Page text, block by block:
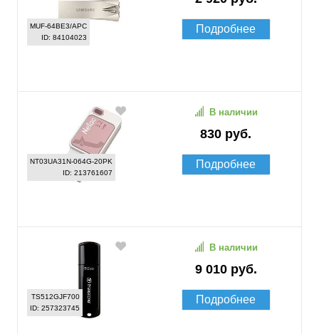
MUF-64BE3/APC
ID: 84104023
Подробнее
NT03UA31N-064G-20PK
ID: 213761607
830 руб.
В наличии
Подробнее
TS512GJF700
ID: 257323745
9 010 руб.
В наличии
Подробнее